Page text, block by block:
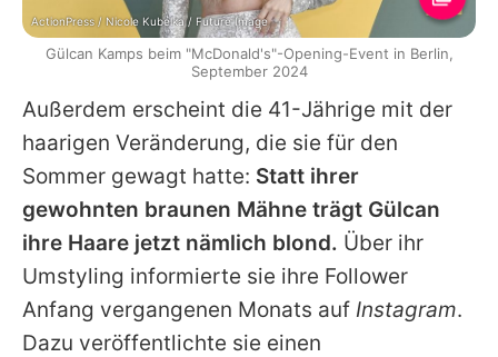
Außerdem erscheint die 41-Jährige mit der
haarigen Veränderung, die sie für den
Sommer gewagt hatte: Statt ihrer
gewohnten braunen Mähne trägt Gülcan
ihre Haare jetzt nämlich blond. Über ihr
Umstyling informierte sie ihre Follower
Anfang vergangenen Monats auf Instagram.
Dazu veröffentlichte sie einen
ActionPress / Nicole Kubelka / Future Image
Gülcan Kamps beim "McDonald's"-Opening-Event in Berlin,
September 2024